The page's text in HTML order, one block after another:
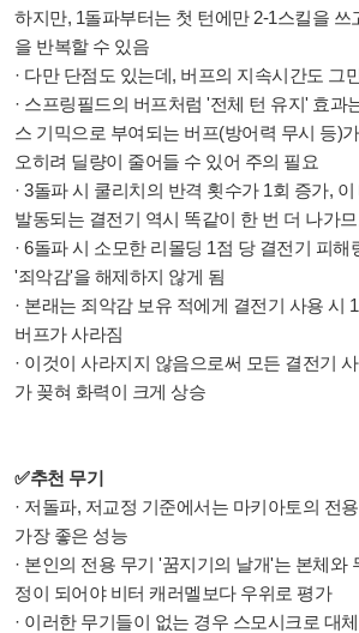
하지만, 1돌파부터는 첫 턴에만 2-1스킬을 쓰
을 반복할 수 있음
· 다만 단점도 있는데, 버프의 지속시간도 그
· 스프링필드의 버프처럼 '전체 턴 유지' 효과
스 기믹으로 부여되는 버프(방어력 무시 등)
오히려 딜량이 줄어들 수 있어 주의 필요
· 3돌파 시 쿨리치의 반격 횟수가 1회 증가,
발동되는 결전기 역시 똑같이 한 번 더 나가
· 6돌파 시 소모한 리몰딩 1점 당 결전기 피해
'죄악감'을 해제하지 않게 됨
· 본래는 죄악감 보유 적에게 결전기 사용 시
버프가 사라짐
· 이것이 사라지지 않음으로써 모든 결전기
가 꽂혀 화력이 크게 상승
✅추천 무기
· 저돌파, 저교정 기준에서는 마키아토의 전
가장 좋은 성능
· 본인의 전용 무기 '꿈지기의 날개'는 본체와
정이 되어야 비터 캐러멜보다 우위로 평가
· 이러한 무기들이 없는 경우 스모시크로 대체